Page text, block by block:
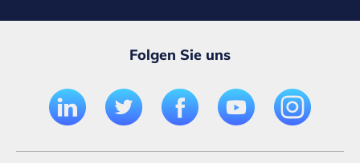
Folgen Sie uns